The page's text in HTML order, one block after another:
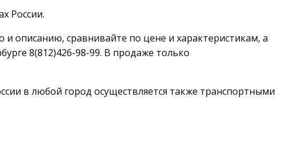
России.
описанию, сравнивайте по цене и характеристикам, а
8(812)426-98-99. В продаже только
в любой город осуществляется также транспортными